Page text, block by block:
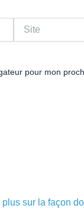
Site
pour mon
plus sur la façon